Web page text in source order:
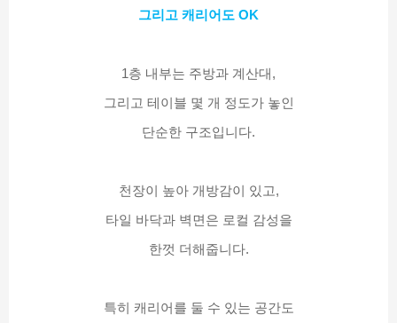
그리고 캐리어도 OK
1층 내부는 주방과 계산대,
그리고 테이블 몇 개 정도가 놓인
단순한 구조입니다.
천장이 높아 개방감이 있고,
타일 바닥과 벽면은 로컬 감성을
한껏 더해줍니다.
특히 캐리어를 둘 수 있는 공간도